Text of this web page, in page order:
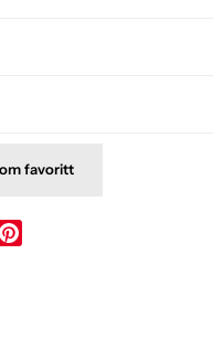
favoritt